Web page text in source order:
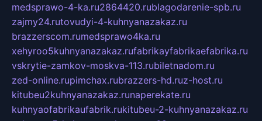
medsprawo-4-ka.ru2864420.rublagodarenie-spb.ru
zajmy24.rutovudyi-4-kuhnyanazakaz.ru
brazzerscom.rumedsprawo4ka.ru
xehyroo5kuhnyanazakaz.rufabrikayfabrikaefabrika.ru
vskrytie-zamkov-moskva-113.rubiletnadom.ru
zed-online.rupimchax.rubrazzers-hd.ruz-host.ru
kitubeu2kuhnyanazakaz.runaperekate.ru
kuhnyaofabrikaufabrik.rukitubeu-2-kuhnyanazakaz.ru